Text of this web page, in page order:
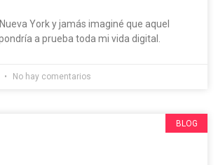
York y jamás imaginé que aquel
a prueba toda mi vida digital.
No hay comentarios
BLOG